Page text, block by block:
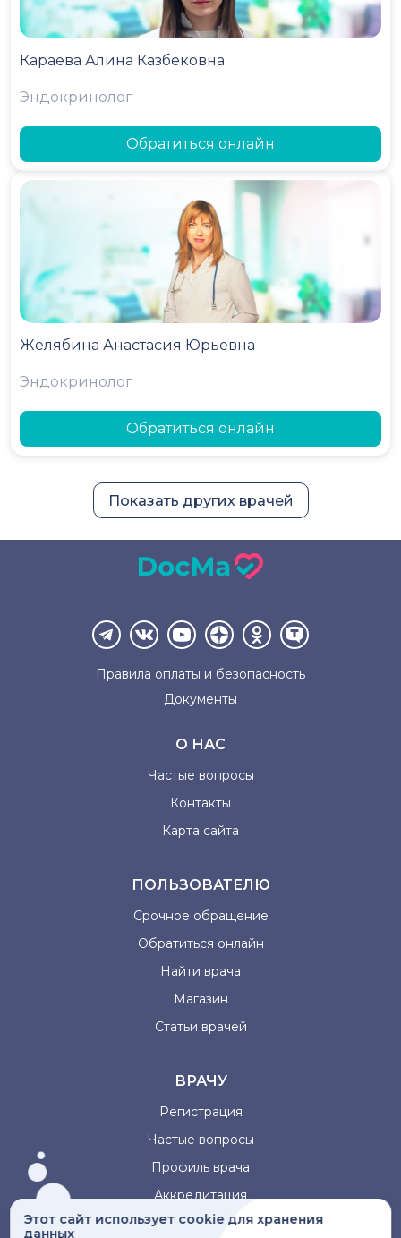
Караева Алина Казбековна
Эндокринолог
Обратиться онлайн
Желябина Анастасия Юрьевна
Эндокринолог
Обратиться онлайн
Показать других врачей
Этот сайт использует cookie для хранения
данных
Правила оплаты и безопасность
Документы
О НАС
Частые вопросы
Контакты
Карта сайта
ПОЛЬЗОВАТЕЛЮ
Срочное обращение
Обратиться онлайн
Найти врача
Магазин
Статьи врачей
ВРАЧУ
Регистрация
Частые вопросы
Профиль врача
Аккредитация